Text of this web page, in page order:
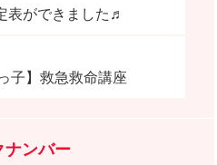
表ができました♬
子】救急救命講座
ナンバー